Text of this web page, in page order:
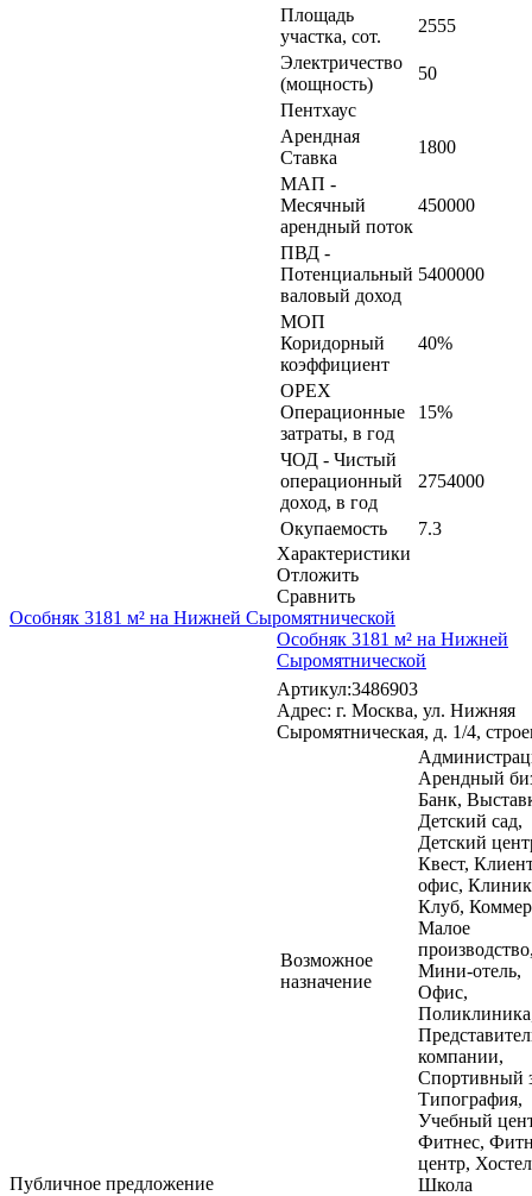
Площадь
участка, сот.
2555
Электричество
(мощность)
50
Пентхаус
Арендная
Ставка
1800
МАП -
Месячный
арендный поток
450000
ПВД -
Потенциальный
валовый доход
5400000
МОП
Коридорный
коэффициент
40%
OPEX
Операционные
затраты, в год
15%
ЧОД - Чистый
операционный
доход, в год
2754000
Окупаемость
7.3
Характеристики
Отложить
Сравнить
Особняк 3181 м² на Нижней Сыромятнической
Публичное предложение
Особняк 3181 м² на Нижней
Сыромятнической
Артикул:3486903
Адрес: г. Москва, ул. Нижняя
Сыромятническая, д. 1/4,
Возможное
назначение
Арендный
Банк,
Детский сад,
Детский
Квест,
офис,
Клуб,
Малое
Мини-отель,
Офис,
компании,
Спортивный
Типография,
Учебный
Фитнес,
центр,
Школа